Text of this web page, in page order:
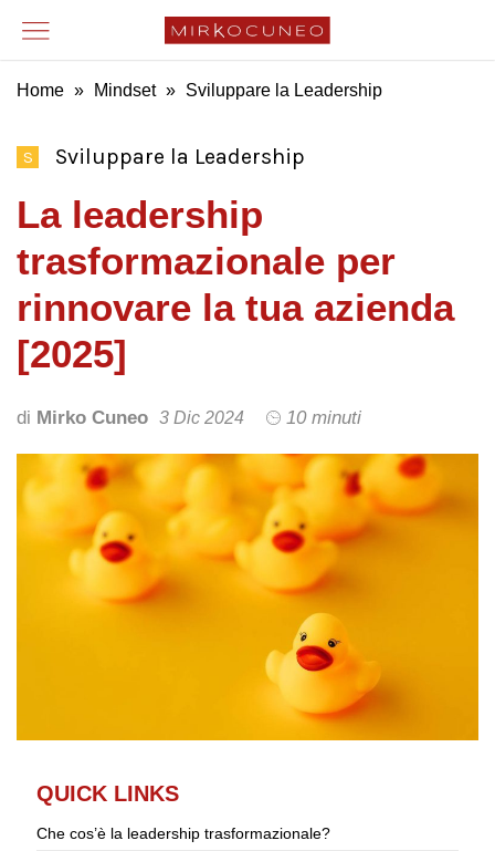
Home » Mindset » Sviluppare la Leadership
S Sviluppare la Leadership
La leadership
trasformazionale per
rinnovare la tua azienda
[2025]
di Mirko Cuneo 3 Dic 2024 10 minuti
QUICK LINKS
Che cos’è la leadership trasformazionale?